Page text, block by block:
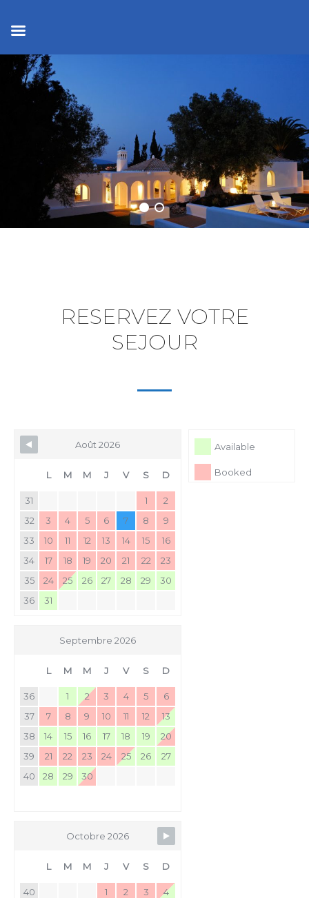
RESERVEZ VOTRE
SEJOUR
Available
Booked
Août 2026
L M M J V S D
31 1
2
32
3 4 5 6 7 8
9
33
10 11 12 13 14 15
16
34
17 18 19 20 21 22
23
35
24 25 26 27 28 29
30
36
31
Septembre 2026
L M M J V S D
36 1 2 3 4 5
6
37
7 8 9 10 11 12
13
38
14 15 16 17 18 19
20
39
21 22 23 24 25 26
27
40
28 29 30
Octobre 2026
L M M J V S D
40 1 2 3
4